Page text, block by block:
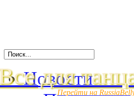
для
Перейти на
Новости